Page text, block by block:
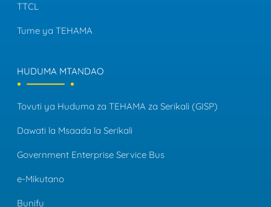
TTCL
Tume ya TEHAMA
HUDUMA MTANDAO
Tovuti ya Huduma za TEHAMA za Serikali (GISP)
Dawati la Msaada la Serikali
Government Enterprise Service Bus
e-Mikutano
Bunifu